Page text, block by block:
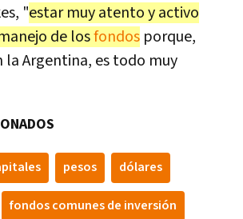
"estar muy atento y activo
de losfondos porque,
Argentina, es todo muy
pesos dólares
fondos comunes de inversión